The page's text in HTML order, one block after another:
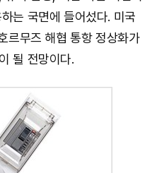
는 국면에 들어섰다. 미국
르무즈 해협 통항 정상화가
될 전망이다.